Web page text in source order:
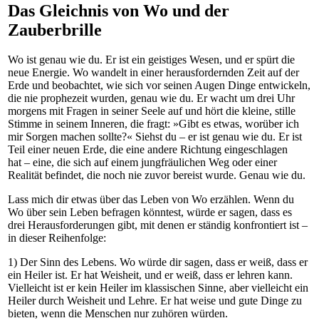
Das Gleichnis von Wo und der
Zauberbrille
Wo ist genau wie du. Er ist ein geistiges Wesen, und er spürt die
neue Energie. Wo wandelt in einer herausfordernden Zeit auf der
Erde und beobachtet, wie sich vor seinen Augen Dinge entwickeln,
die nie prophezeit wurden, genau wie du. Er wacht um drei Uhr
morgens mit Fragen in seiner Seele auf und hört die kleine, stille
Stimme in seinem Inneren, die fragt: »Gibt es etwas, worüber ich
mir Sorgen machen sollte?« Siehst du – er ist genau wie du. Er ist
Teil einer neuen Erde, die eine andere Richtung eingeschlagen
hat – eine, die sich auf einem jungfräulichen Weg oder einer
Realität befindet, die noch nie zuvor bereist wurde. Genau wie du.
Lass mich dir etwas über das Leben von Wo erzählen. Wenn du
Wo über sein Leben befragen könntest, würde er sagen, dass es
drei Herausforderungen gibt, mit denen er ständig konfrontiert ist –
in dieser Reihenfolge:
1) Der Sinn des Lebens. Wo würde dir sagen, dass er weiß, dass er
ein Heiler ist. Er hat Weisheit, und er weiß, dass er lehren kann.
Vielleicht ist er kein Heiler im klassischen Sinne, aber vielleicht ein
Heiler durch Weisheit und Lehre. Er hat weise und gute Dinge zu
bieten, wenn die Menschen nur zuhören würden.